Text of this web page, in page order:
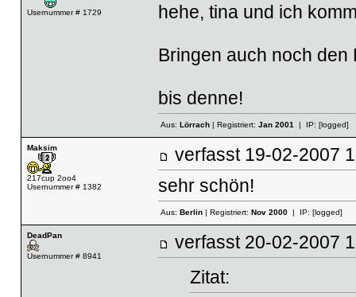
Usernummer # 1729
hehe, tina und ich
Bringen auch noch den
bis denne!
Aus: Lörrach| Registriert: Jan 2001| IP: [logged]
Maksim
217cup 2oo4
Usernummer # 1382
verfasst 19-02-
sehr schön!
Aus: Berlin| Registriert: Nov 2000| IP: [logged]
DeadPan
Usernummer # 8941
verfasst 20-02-
Zitat: